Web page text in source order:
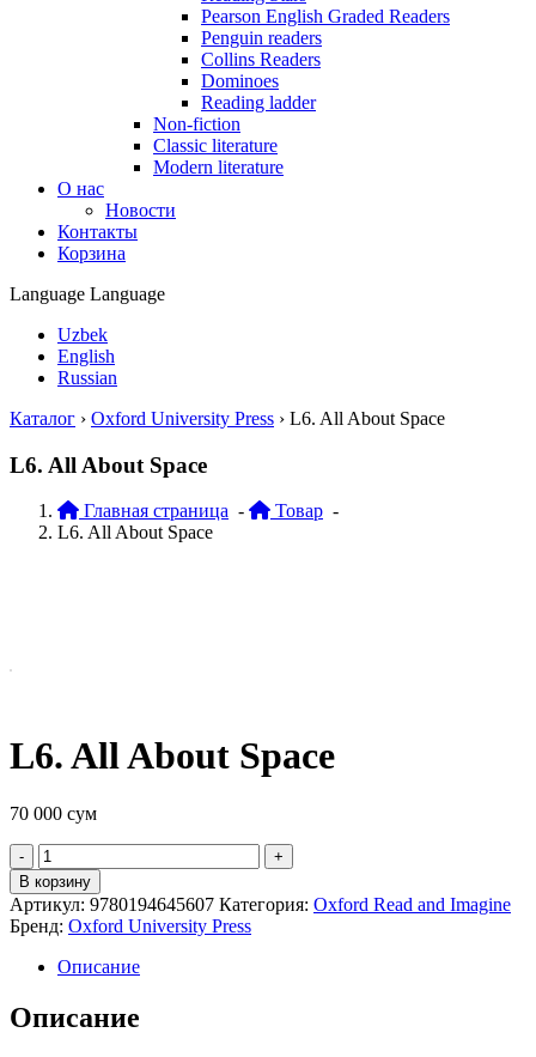
Pearson English Graded Readers
Penguin readers
Collins Readers
Dominoes
Reading ladder
Non-fiction
Classic literature
Modern literature
О нас
Новости
Контакты
Корзина
Language Language
Uzbek
English
Russian
Каталог › Oxford University Press › L6. All About Space
L6. All About Space
Главная страница - Товар -
L6. All About Space
L6. All About Space
70 000 сум
Quantity
В корзину
Артикул: 9780194645607 Категория: Oxford Read and Imagine
Бренд: Oxford University Press
Описание
Описание